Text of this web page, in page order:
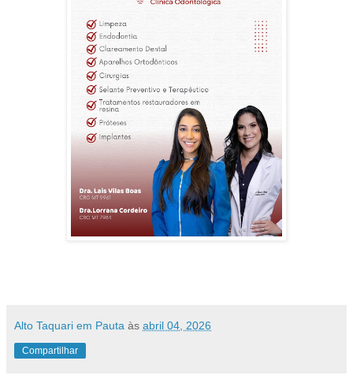
Alto Taquari em Pauta às abril 04, 2026
Compartilhar